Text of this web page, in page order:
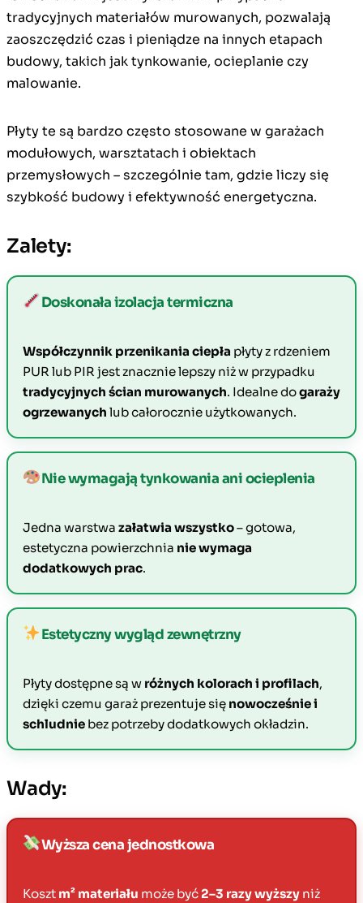
tradycyjnych materiałów murowanych, pozwalają
zaoszczędzić czas i pieniądze na innych etapach
budowy, takich jak tynkowanie, ocieplanie czy
malowanie.
Płyty te są bardzo często stosowane w garażach
modułowych, warsztatach i obiektach
przemysłowych – szczególnie tam, gdzie liczy się
szybkość budowy i efektywność energetyczna.
Zalety:
Doskonała izolacja termiczna
Współczynnik przenikania ciepła płyty z rdzeniem
PUR lub PIR jest znacznie lepszy niż w przypadku
tradycyjnych ścian murowanych. Idealne dogaraży
ogrzewanych lub całorocznie użytkowanych.
Nie wymagają tynkowania ani ocieplenia
Jedna warstwa załatwia wszystko– gotowa,
estetyczna powierzchnia nie wymaga
dodatkowych prac.
Estetyczny wygląd zewnętrzny
Płyty dostępne są w różnych kolorach i profilach,
dzięki czemu garaż prezentuje się nowocześnie i
schludnie bez potrzeby dodatkowych okładzin.
Wady:
Wyższa cena jednostkowa
Koszt m² materiału może być2–3 razy wyższy niż